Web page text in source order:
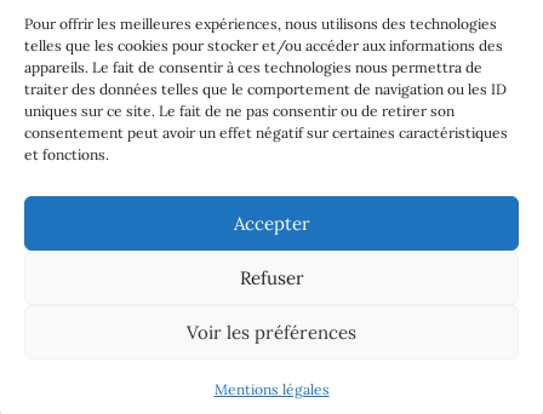
Pour offrir les meilleures expériences, nous utilisons des technologies
telles que les cookies pour stocker et/ou accéder aux informations des
appareils. Le fait de consentir à ces technologies nous permettra de
traiter des données telles que le comportement de navigation ou les ID
uniques sur ce site. Le fait de ne pas consentir ou de retirer son
consentement peut avoir un effet négatif sur certaines caractéristiques
et fonctions.
Accepter
Refuser
Voir les préférences
Mentions légales
et l’anxiété
Régime cétogène : principes, variantes et conseils
pratiques
Mentions
À propos
Mentions légales
Politique de confidentialité
Contact
bien-etre.fr - Site créé par